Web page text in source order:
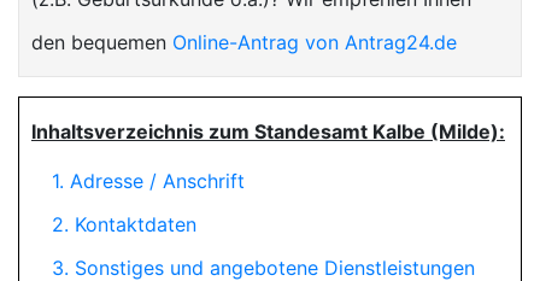
den bequemen Online-Antrag von Antrag24.de
Inhaltsverzeichnis zum Standesamt Kalbe (Milde):
1. Adresse / Anschrift
2. Kontaktdaten
3. Sonstiges und angebotene Dienstleistungen